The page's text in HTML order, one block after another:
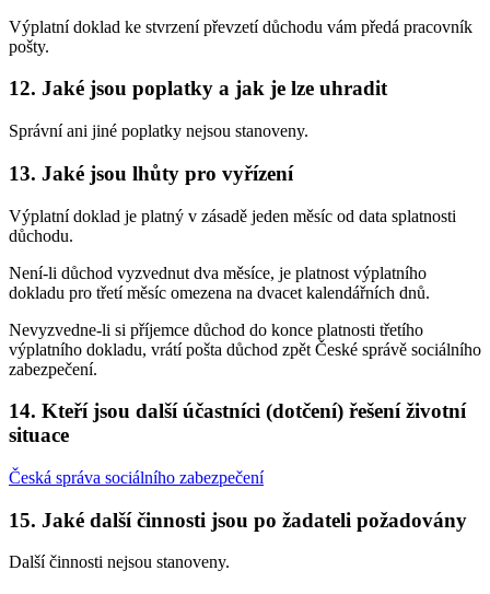
Výplatní doklad ke stvrzení převzetí důchodu vám předá pracovník
pošty.
12. Jaké jsou poplatky a jak je lze uhradit
Správní ani jiné poplatky nejsou stanoveny.
13. Jaké jsou lhůty pro vyřízení
Výplatní doklad je platný v zásadě jeden měsíc od data splatnosti
důchodu.
Není-li důchod vyzvednut dva měsíce, je platnost výplatního
dokladu pro třetí měsíc omezena na dvacet kalendářních dnů.
Nevyzvedne-li si příjemce důchod do konce platnosti třetího
výplatního dokladu, vrátí pošta důchod zpět České správě sociálního
zabezpečení.
14. Kteří jsou další účastníci (dotčení) řešení životní
situace
Česká správa sociálního zabezpečení
15. Jaké další činnosti jsou po žadateli požadovány
Další činnosti nejsou stanoveny.